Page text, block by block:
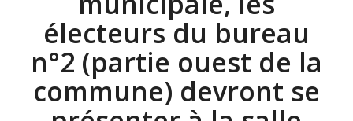
électeurs du bureau
n°2 (partie ouest de la
commune) devront se